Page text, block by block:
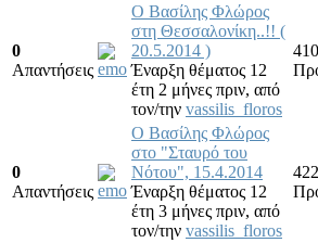
0
Απαντήσεις
Ο Βασίλης Φλώρος
στη Θεσσαλονίκη..!! (
20.5.2014 )
Έναρξη θέματος 12
έτη 2 μήνες πριν, από
τον/την vassilis_floros
0
Απαντήσεις
O Βασίλης Φλώρος
στο "Σταυρό του
Νότου", 15.4.2014
Έναρξη θέματος 12
έτη 3 μήνες πριν, από
τον/την vassilis_floros